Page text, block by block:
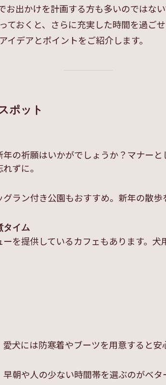
お出かけを計画する方も多いのではな
ておくと、さらに充実した時間を過ご
デアとポイントをご紹介します。
ポット
の祈願はいかがでしょうか？マナー
ずに。
ラン付き公園もおすすめ。新年の散
タイム
を提供しているカフェもあります。犬
犬には防寒着やブーツを用意すると安
朝や人の少ない時間帯を選ぶのがベタ